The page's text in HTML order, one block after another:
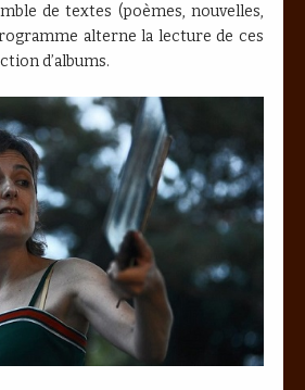
de textes (poèmes, nouvelles,
alterne la lecture de ces
d’albums.